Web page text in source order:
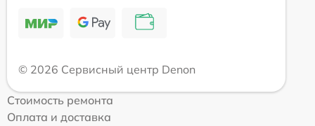
© 2026 Сервисный центр Denon
Стоимость ремонта
Оплата и доставка